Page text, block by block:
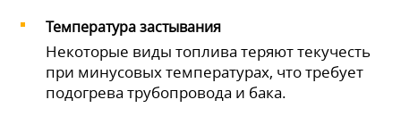
Температура застывания
Некоторые виды топлива теряют текучесть
при минусовых температурах, что требует
подогрева трубопровода и бака.